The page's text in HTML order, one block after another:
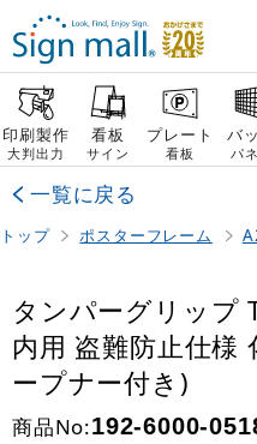
印刷製作
大判出力
看板
サイン
プレート
看板
バ
パ
一覧に戻る
トップ ポスターフレーム
タンパーグリップ
内用 盗難防止仕様
ープナー付き)
商品No:192-6000-